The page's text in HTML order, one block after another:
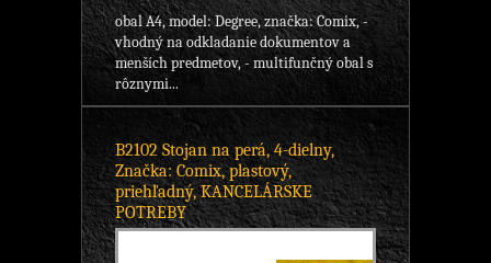
obal A4, model: Degree, značka: Comix, -
vhodný na odkladanie dokumentov a
menších predmetov, - multifunčný obal s
rôznymi...
B2102 Stojan na perá, 4-dielny,
Značka: Comix, plastový,
priehľadný, KANCELÁRSKE
POTREBY